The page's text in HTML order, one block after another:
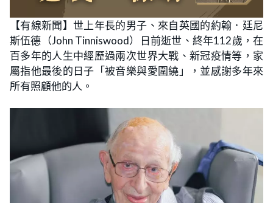
【有線新聞】世上年長的男子、來自英國的約翰．廷尼
斯伍德（John Tinniswood）日前逝世、終年112歲，在
百多年的人生中經歷過兩次世界大戰、新冠疫情等，家
屬指他最後的日子「被音樂與愛圍繞」，並感謝多年來
所有照顧他的人。